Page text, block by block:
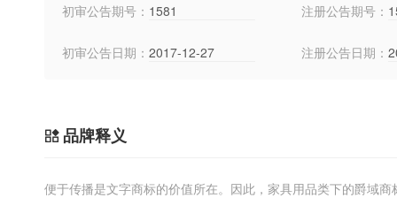
初审公告期号： 1581 注册公告期号：
初审公告日期： 2017-12-27 注册公告日期：
品牌释义
便于传播是文字商标的价值所在。因此，家具用品类下的爵域